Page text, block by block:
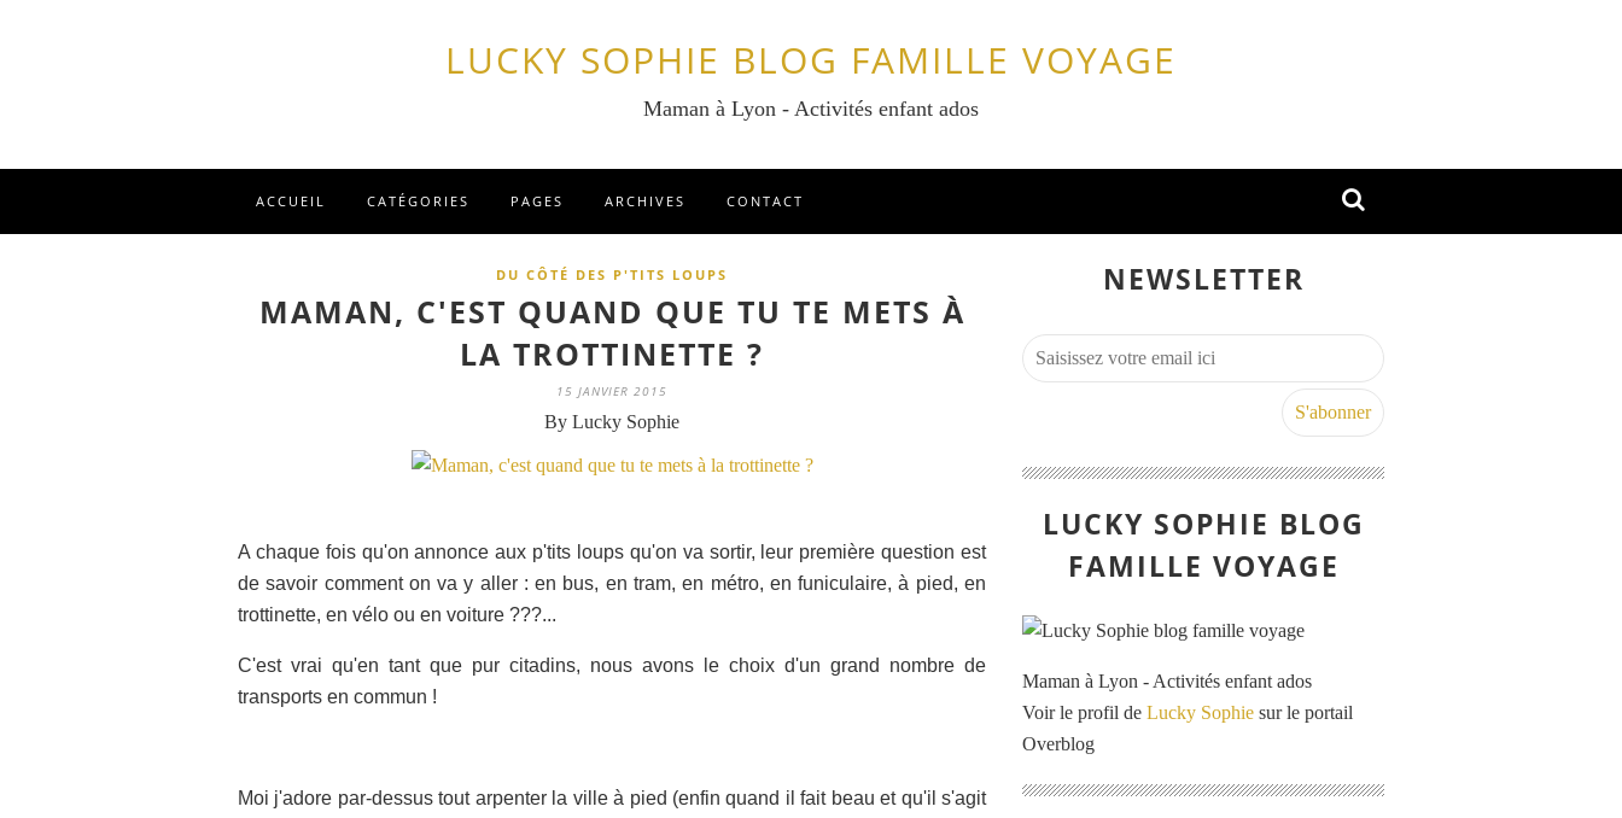
LUCKY SOPHIE BLOG FAMILLE VOYAGE
Maman à Lyon - Activités enfant ados
ACCUEIL CATÉGORIES PAGES ARCHIVES CONTACT
DU CÔTÉ DES P'TITS LOUPS
MAMAN, C'EST QUAND QUE TU TE METS À
LA TROTTINETTE ?
15 JANVIER 2015
By Lucky Sophie
A chaque fois qu'on annonce aux p'tits loups qu'on va sortir, leur première question est
de savoir comment on va y aller : en bus, en tram, en métro, en funiculaire, à pied, en
trottinette, en vélo ou en voiture ???...
C'est vrai qu'en tant que pur citadins, nous avons le choix d'un grand nombre de
transports en commun !
Moi j'adore par-dessus tout arpenter la ville à pied (enfin quand il fait beau et qu'il s'agit
NEWSLETTER
LUCKY SOPHIE BLOG
FAMILLE VOYAGE
Maman à Lyon - Activités enfant ados
Voir le profil de Lucky Sophie sur le portail
Overblog